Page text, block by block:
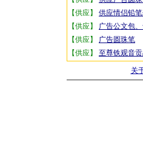
【供应】
供应情侣铅
【供应】
广告公文包
【供应】
广告圆珠笔
【供应】
至尊铁观音
关